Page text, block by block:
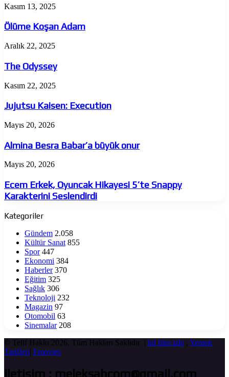
Ölüme
Adam
Kasım 13, 2025
Ölüme Koşan Adam
The
Aralık 22, 2025
The Odyssey
Jujutsu
Execution
Kasım 22, 2025
Jujutsu Kaisen: Execution
Almina
Babar’a
büyük
onur
Mayıs 20, 2026
Almina Besra Babar’a büyük onur
Ecem
Oyuncak
Hikayesi
5’te
Karakterini
Seslendirdi
Mayıs 20, 2026
Ecem Erkek, Oyuncak Hikayesi 5’te Snappy
Karakterini Seslendirdi
Kategoriler
Gündem 2.058
Kültür Sanat 855
Spor 447
Ekonomi 384
Haberler 370
Eğitim 325
Sağlık 306
Teknoloji 232
Magazin 97
Otomobil 63
Sinemalar 208
© Telif Hakkı 2026, Tüm Hakları Saklıdır | hd film izle , Yemek
Tarifleri| Fmovies
iletişim : meleksahcom@gmail.com